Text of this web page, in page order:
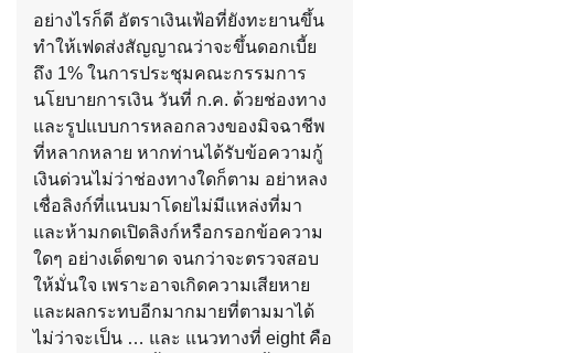
อย่างไรก็ดี อัตราเงินเฟ้อที่ยังทะยานขึ้น
ทำให้เฟดส่งสัญญาณว่าจะขึ้นดอกเบี้ย
ถึง 1% ในการประชุมคณะกรรมการ
นโยบายการเงิน วันที่ ก.ค. ด้วยช่องทาง
และรูปแบบการหลอกลวงของมิจฉาชีพ
ที่หลากหลาย หากท่านได้รับข้อความกู้
เงินด่วนไม่ว่าช่องทางใดก็ตาม อย่าหลง
เชื่อลิงก์ที่แนบมาโดยไม่มีแหล่งที่มา
และห้ามกดเปิดลิงก์หรือกรอกข้อความ
ใดๆ อย่างเด็ดขาด จนกว่าจะตรวจสอบ
ให้มั่นใจ เพราะอาจเกิดความเสียหาย
และผลกระทบอีกมากมายที่ตามมาได้
ไม่ว่าจะเป็น … และ แนวทางที่ eight คือ